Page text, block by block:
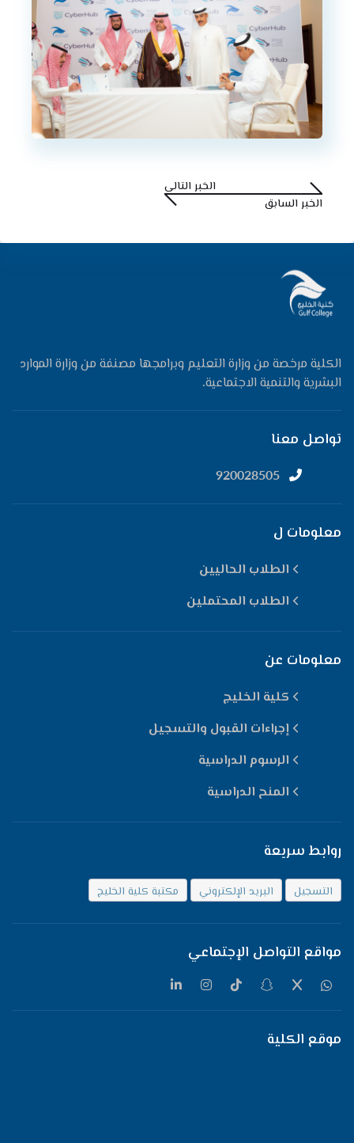
الخبر التالي
الخبر السابق
الكلية مرخصة من وزارة التعليم وبرامجها مصنفة من وزارة الموارد
البشرية والتنمية الاجتماعية.
تواصل معنا
920028505
معلومات ل
الطلاب الحاليين
الطلاب المحتملين
معلومات عن
كلية الخليج
إجراءات القبول والتسجيل
الرسوم الدراسية
المنح الدراسية
روابط سريعة
التسجيل البريد الإلكتروني مكتبة كلية الخليج
مواقع التواصل الإجتماعي
موقع الكلية